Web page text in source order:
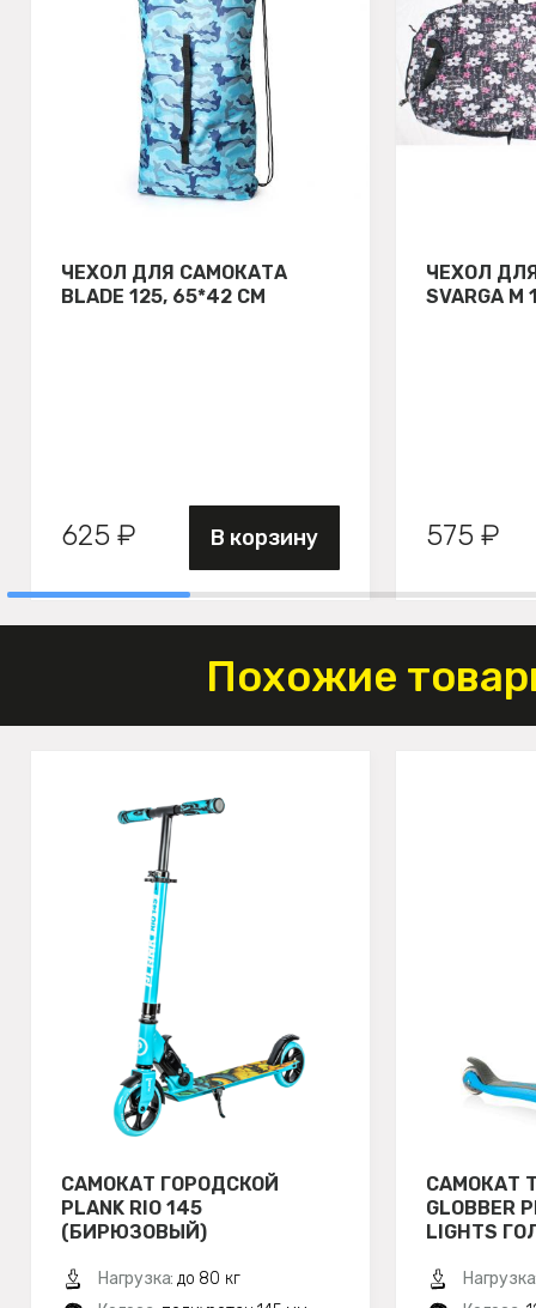
ЧЕХОЛ ДЛЯ САМОКАТА
BLADE 125, 65*42 СМ
625 ₽ В корзину
ЧЕХОЛ
SVARGA М
575 ₽
Похожие
САМОКАТ ГОРОДСКОЙ
PLANK RIO 145
(БИРЮЗОВЫЙ)
Нагрузка: до 80 кг
САМОКАТ
GLOBBER
LIGHTS